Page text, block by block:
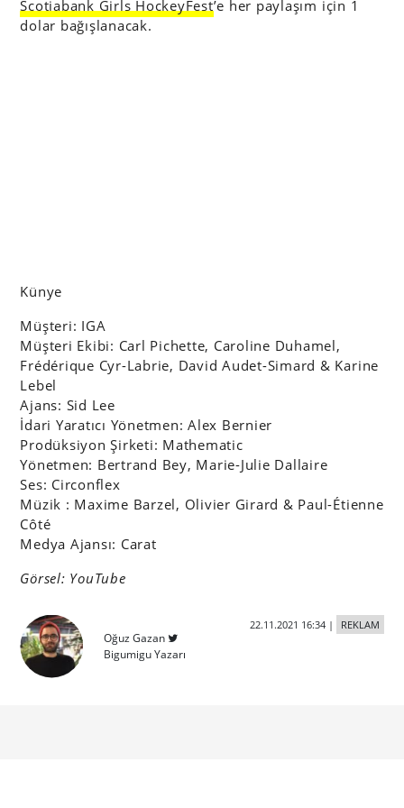
Scotiabank Girls HockeyFest’e her paylaşım için 1
dolar bağışlanacak.
Künye
Müşteri: IGA
Müşteri Ekibi: Carl Pichette, Caroline Duhamel,
Frédérique Cyr-Labrie, David Audet-Simard & Karine
Lebel
Ajans: Sid Lee
İdari Yaratıcı Yönetmen: Alex Bernier
Prodüksiyon Şirketi: Mathematic
Yönetmen: Bertrand Bey, Marie-Julie Dallaire
Ses: Circonflex
Müzik : Maxime Barzel, Olivier Girard & Paul-Étienne
Côté
Medya Ajansı: Carat
Görsel: YouTube
Oğuz Gazan
Bigumigu Yazarı
22.11.2021 16:34| REKLAM